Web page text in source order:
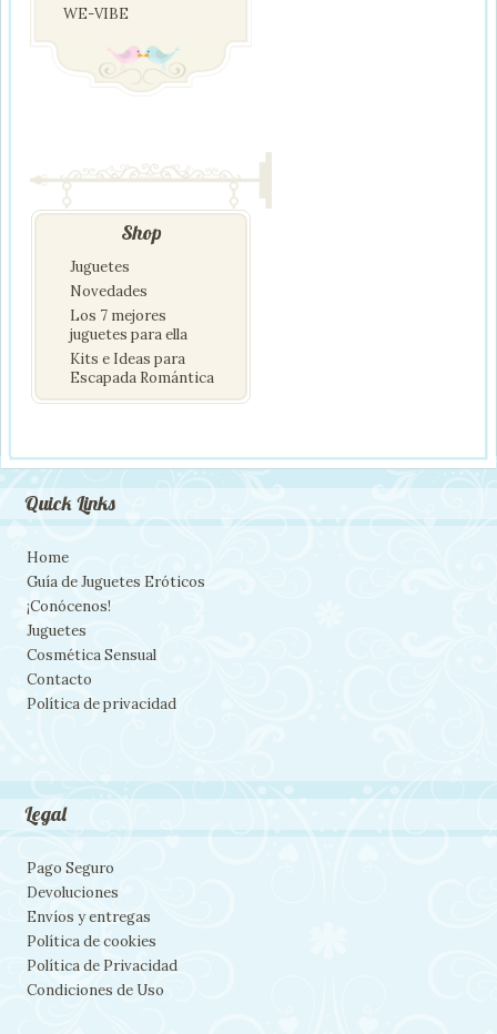
WE-VIBE
Shop
Juguetes
Novedades
Los 7 mejores
juguetes para ella
Kits e Ideas para
Escapada Romántica
Quick Links
Home
Guía de Juguetes Eróticos
¡Conócenos!
Juguetes
Cosmética Sensual
Contacto
Política de privacidad
Legal
Pago Seguro
Devoluciones
Envíos y entregas
Política de cookies
Política de Privacidad
Condiciones de Uso